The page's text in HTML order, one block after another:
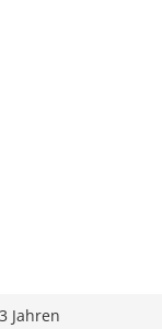
Jahren